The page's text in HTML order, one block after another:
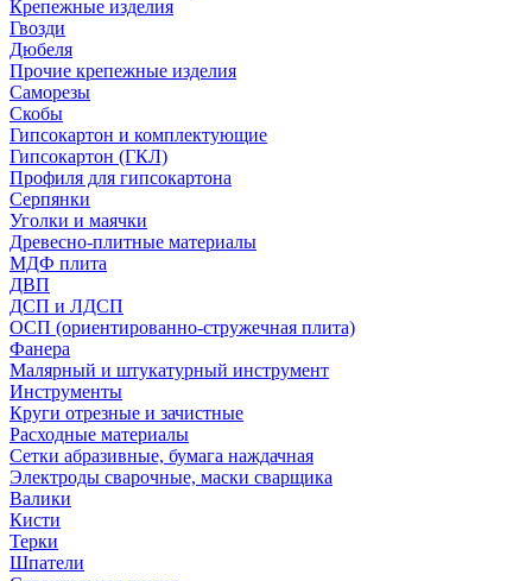
Крепежные изделия
Гвозди
Дюбеля
Прочие крепежные изделия
Саморезы
Скобы
Гипсокартон и комплектующие
Гипсокартон (ГКЛ)
Профиля для гипсокартона
Серпянки
Уголки и маячки
Древесно-плитные материалы
МДФ плита
ДВП
ДСП и ЛДСП
ОСП (ориентированно-стружечная плита)
Фанера
Малярный и штукатурный инструмент
Инструменты
Круги отрезные и зачистные
Расходные материалы
Сетки абразивные, бумага наждачная
Электроды сварочные, маски сварщика
Валики
Кисти
Терки
Шпатели